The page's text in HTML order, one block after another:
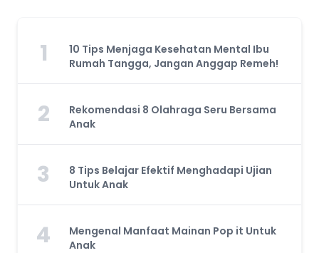
1
10 Tips Menjaga Kesehatan Mental Ibu
Rumah Tangga, Jangan Anggap Remeh!
2
Rekomendasi 8 Olahraga Seru Bersama
Anak
3
8 Tips Belajar Efektif Menghadapi Ujian
Untuk Anak
4
Mengenal Manfaat Mainan Pop it Untuk
Anak